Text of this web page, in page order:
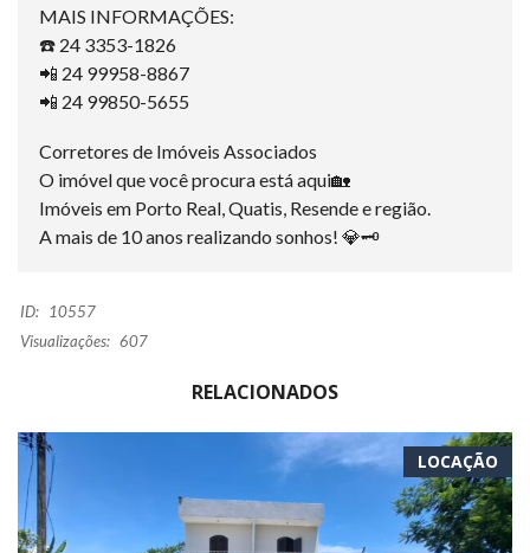
MAIS INFORMAÇÕES:
☎️ 24 3353-1826
📲 24 99958-8867
📲 24 99850-5655
Corretores de Imóveis Associados
O imóvel que você procura está aqui🏡
Imóveis em Porto Real, Quatis, Resende e região.
A mais de 10 anos realizando sonhos! 💎🗝
ID: 10557
Visualizações: 607
RELACIONADOS
LOCAÇÃO